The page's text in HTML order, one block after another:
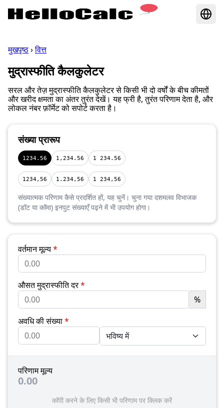
मुखपृष्ठ›वित्त
मुद्रास्फीति कैलकुलेटर
सरल और तेज़ मुद्रास्फीति कैलकुलेटर से किसी भी दो वर्षों के बीच कीमतों
और खरीद क्षमता का अंतर तुरंत देखें। यह फ्री है, तुरंत परिणाम देता है, और
लोकल नंबर फ़ॉर्मेट को सपोर्ट करता है।
संख्या प्रारूप
1234.56 1,234.56 1 234.56
1234,56 1.234,56 1 234,56
संख्यात्मक परिणाम कैसे प्रदर्शित हों, यह चुनें। चुना गया दशमलव विभाजक
(डॉट या कॉमा) इनपुट संख्याएँ पढ़ने में भी उपयोग होगा।
वर्तमान मूल्य*
औसत मुद्रास्फीति दर*
%
अवधि की संख्या*
परिणाम मूल्य
0.00
कॉपी करने के लिए किसी भी परिणाम पर क्लिक करें